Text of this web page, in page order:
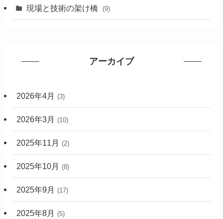
現場と技術の架け橋 (9)
アーカイブ
2026年4月 (3)
2026年3月 (10)
2025年11月 (2)
2025年10月 (8)
2025年9月 (17)
2025年8月 (5)